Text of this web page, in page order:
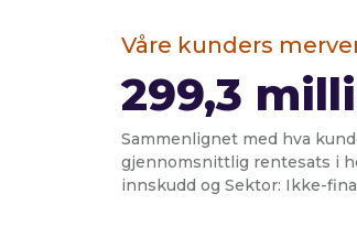
Våre kunders
299,3
Sammenlignet med hva
gjennomsnittlig rentesats i
innskudd og Sektor: Ikke-